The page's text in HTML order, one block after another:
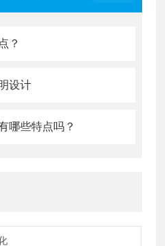
？
设计
哪些特点吗？